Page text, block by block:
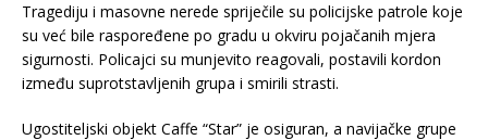
Tragediju i masovne nerede spriječile su policijske patrole koje
su već bile raspoređene po gradu u okviru pojačanih mjera
sigurnosti. Policajci su munjevito reagovali, postavili kordon
između suprotstavljenih grupa i smirili strasti.
Ugostiteljski objekt Caffe “Star” je osiguran, a navijačke grupe